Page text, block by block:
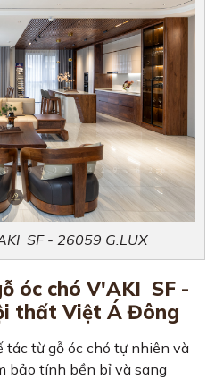
SF - 26059 G.LUX
óc chó V'AKI SF -
thất Việt Á Đông
tác từ gỗ óc chó tự nhiên và
bảo tính bền bỉ và sang